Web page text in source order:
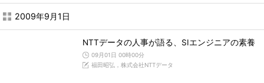
2009年9月1日
NTTデータの人事が語る、SIエンジニアの素養
09月01日 00時00分
福田昭弘，株式会社NTTデータ